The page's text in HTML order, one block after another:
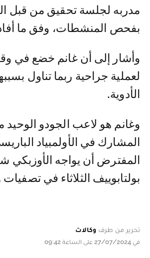
مدربه لجلسة تحقيق من قبل
بفحص المنشطات، وفق ما
وأشار إلى أن غانم خضع في
لعملية جراحية ربما تناول
الأدوية.
وغانم هو لاعب الجودو الوحيد
المشارك في الأولمبياد
المفترض أن يواجه الأوزبكي
بولتابوييف الثلاثاء في تصفيات وزن
تحرير من طرف وكالات
في 27/07/2024 على الساعة 09:42